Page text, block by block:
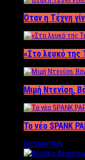
Όταν η Τέχνη
«Στο λευκό της
Μιμή Ντενίση,
Το νέο SPANK
DECORATION